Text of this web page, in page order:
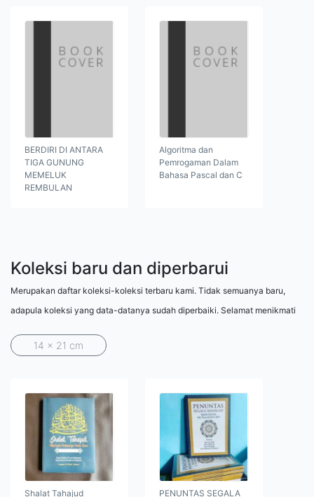
BERDIRI DI ANTARA
TIGA GUNUNG
MEMELUK
REMBULAN
Algoritma dan
Pemrogaman Dalam
Bahasa Pascal dan C
Koleksi baru dan diperbarui
Merupakan daftar koleksi-koleksi terbaru kami. Tidak semuanya baru,
adapula koleksi yang data-datanya sudah diperbaiki. Selamat menikmati
14 x 21 cm
Shalat Tahajud PENUNTAS SEGALA